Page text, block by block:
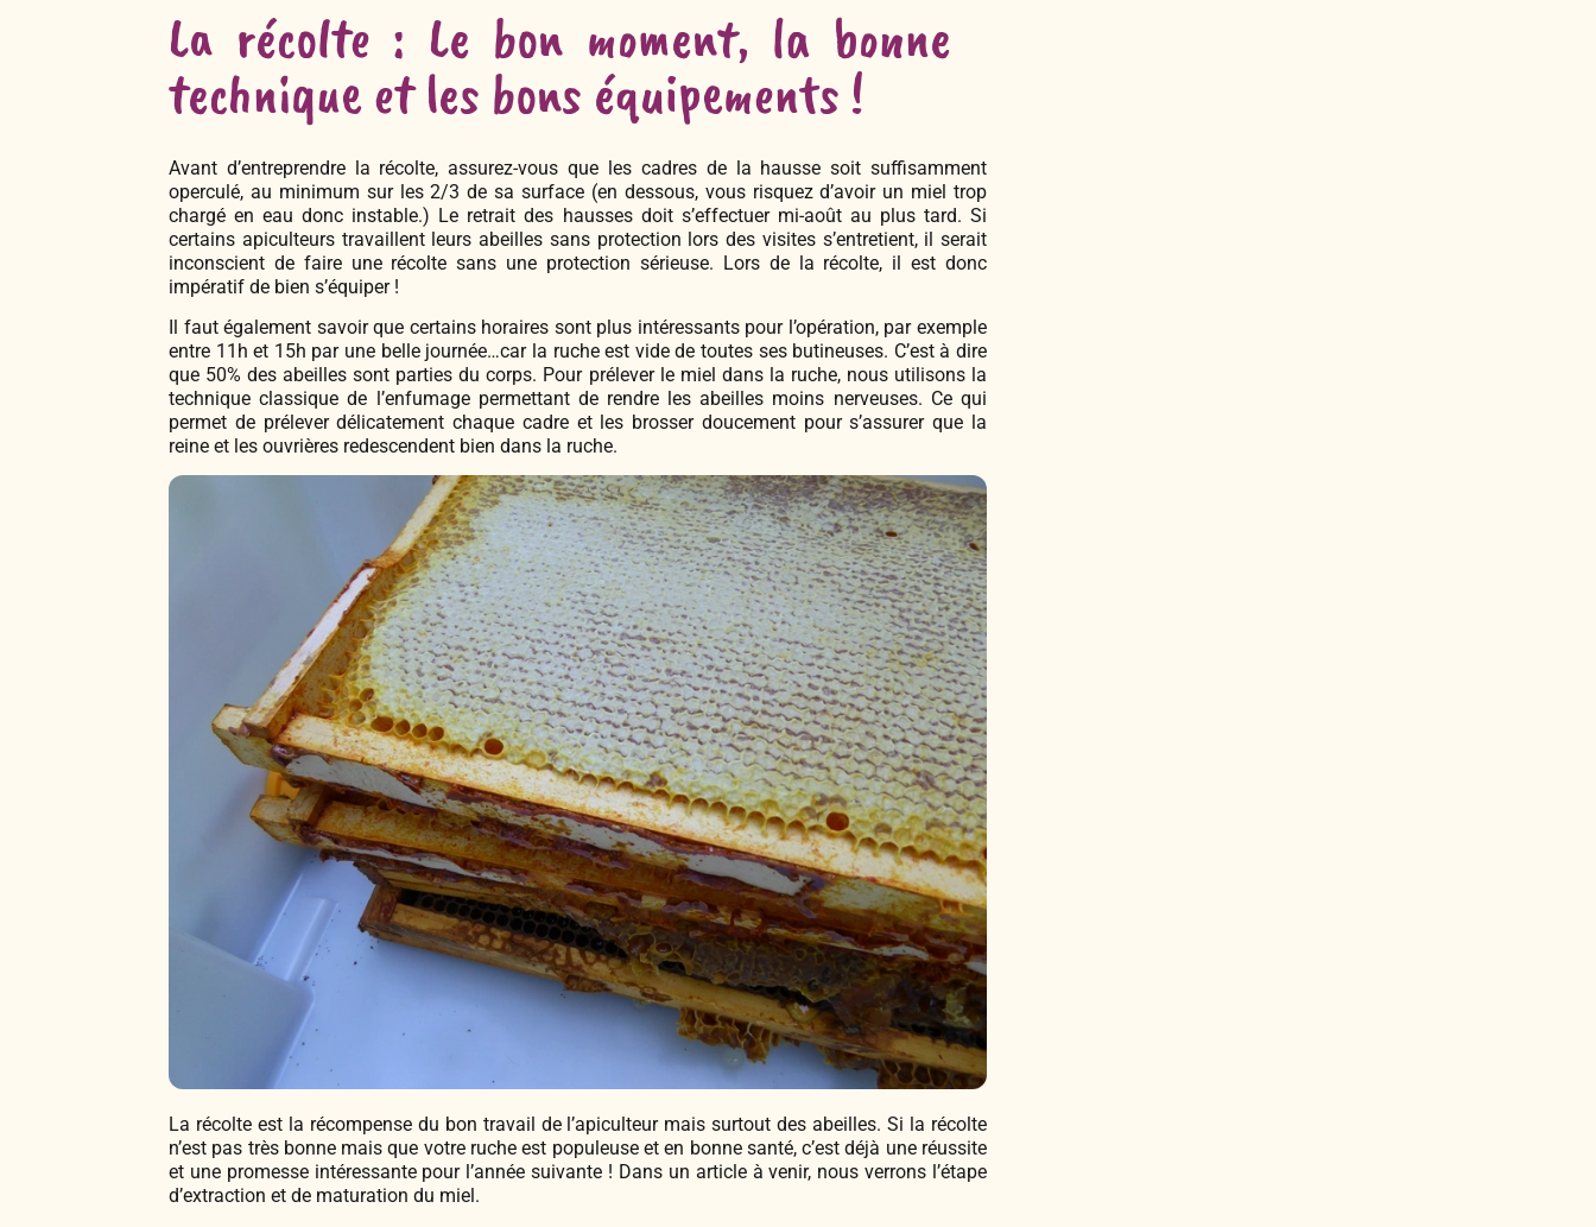
La récolte : Le bon moment, la bonne
technique et les bons équipements !
Avant d’entreprendre la récolte, assurez-vous que les cadres de la hausse soit suffisamment
operculé, au minimum sur les 2/3 de sa surface (en dessous, vous risquez d’avoir un miel trop
chargé en eau donc instable.) Le retrait des hausses doit s’effectuer mi-août au plus tard. Si
certains apiculteurs travaillent leurs abeilles sans protection lors des visites s’entretient, il serait
inconscient de faire une récolte sans une protection sérieuse. Lors de la récolte, il est donc
impératif de bien s’équiper !
Il faut également savoir que certains horaires sont plus intéressants pour l’opération, par exemple
entre 11h et 15h par une belle journée…car la ruche est vide de toutes ses butineuses. C’est à dire
que 50% des abeilles sont parties du corps. Pour prélever le miel dans la ruche, nous utilisons la
technique classique de l’enfumage permettant de rendre les abeilles moins nerveuses. Ce qui
permet de prélever délicatement chaque cadre et les brosser doucement pour s’assurer que la
reine et les ouvrières redescendent bien dans la ruche.
La récolte est la récompense du bon travail de l’apiculteur mais surtout des abeilles. Si la récolte
n’est pas très bonne mais que votre ruche est populeuse et en bonne santé, c’est déjà une réussite
et une promesse intéressante pour l’année suivante ! Dans un article à venir, nous verrons l’étape
d’extraction et de maturation du miel.